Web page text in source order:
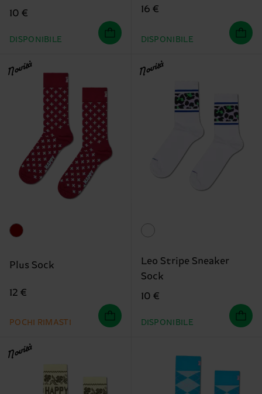
10 €
DISPONIBILE
16 €
DISPONIBILE
Novità
Plus Sock
12 €
POCHI RIMASTI
Novità
Leo Stripe Sneaker
Sock
10 €
DISPONIBILE
Novità